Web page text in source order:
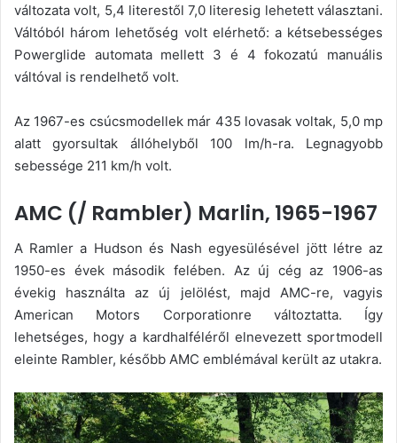
változata volt, 5,4 literestől 7,0 literesig lehetett választani.
Váltóból három lehetőség volt elérhető: a kétsebességes
Powerglide automata mellett 3 é 4 fokozatú manuális
váltóval is rendelhető volt.
Az 1967-es csúcsmodellek már 435 lovasak voltak, 5,0 mp
alatt gyorsultak állóhelyből 100 lm/h-ra. Legnagyobb
sebessége 211 km/h volt.
AMC (/ Rambler) Marlin, 1965-1967
A Ramler a Hudson és Nash egyesülésével jött létre az
1950-es évek második felében. Az új cég az 1906-as
évekig használta az új jelölést, majd AMC-re, vagyis
American Motors Corporationre változtatta. Így
lehetséges, hogy a kardhalféléről elnevezett sportmodell
eleinte Rambler, később AMC emblémával került az utakra.